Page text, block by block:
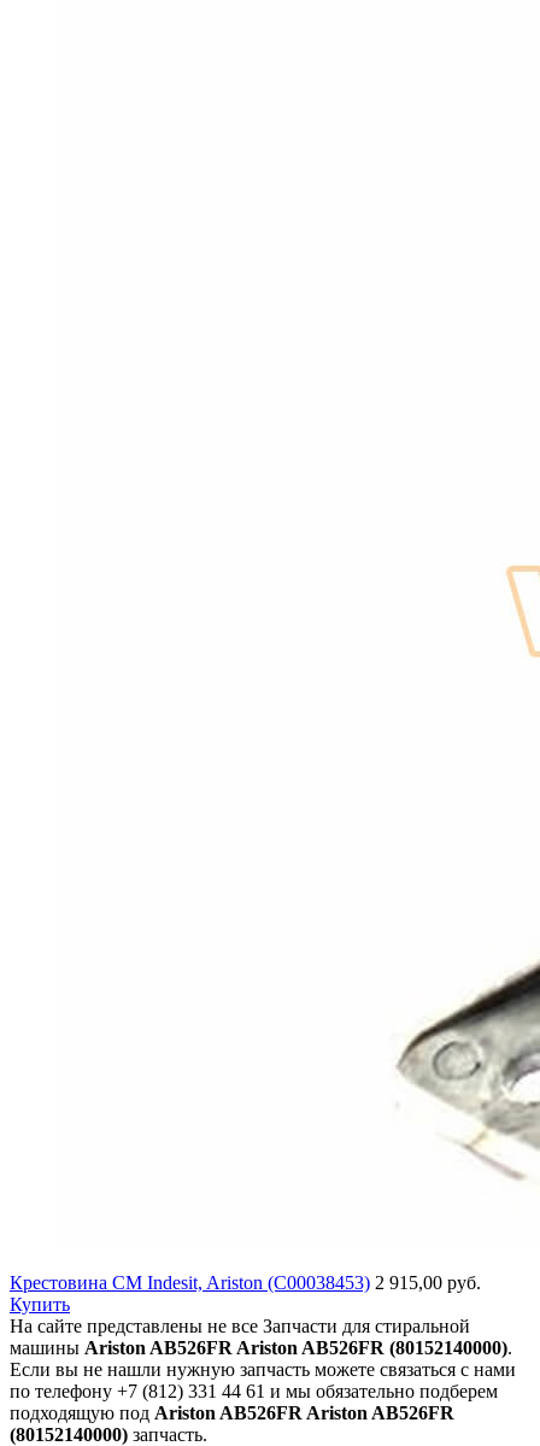
Крестовина СМ Indesit, Ariston (C00038453) 2 915,00 руб.
Купить
На сайте представлены не все Запчасти для стиральной
машины Ariston AB526FR Ariston AB526FR (80152140000).
Если вы не нашли нужную запчасть можете связаться с нами
по телефону +7 (812) 331 44 61 и мы обязательно подберем
подходящую под Ariston AB526FR Ariston AB526FR
(80152140000) запчасть.